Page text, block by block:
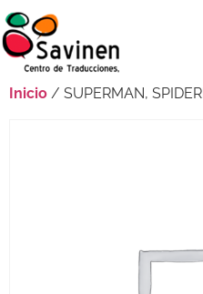
Inicio / SUPERMAN,